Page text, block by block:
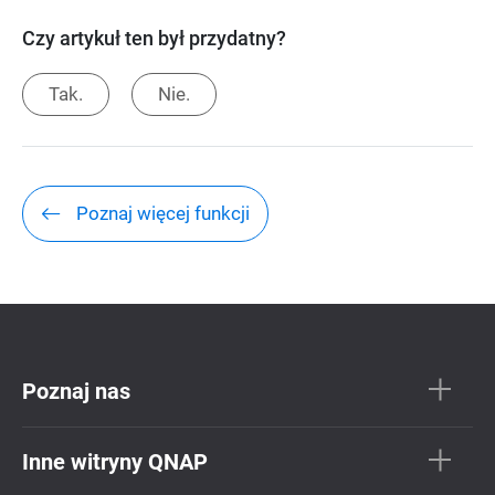
Czy artykuł ten był przydatny?
Tak. Nie.
Poznaj więcej funkcji
Poznaj nas
Inne witryny QNAP